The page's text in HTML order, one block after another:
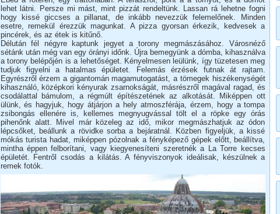
lehet látni. Persze mi mást, mint pizzát rendeltünk. Lassan rá lehetne fogni
hogy kissé giccses a pillanat, de inkább nevezzük felemelőnek. Minden
esetre, remekül érezzük magunkat. A pizza gyorsan érkezik, kedvesek a
pincérek, és az étek is kitűnő.
Délután fél négyre kaptunk jegyet a torony megmászásához. Városnéző
sétánk után még van egy órányi időnk. Újra bemegyünk a dómba, kihasználva
a torony belépőjén is a lehetőséget. Kényelmesen leülünk, így tüzetesen meg
tudjuk figyelni a hatalmas épületet. Felemás érzések futnak át rajtam.
Egyrészről érzem a gigantomán magamutogatást, a tömegek hiszékenységét
kihasználó, középkori kényurak zsarnokságát, másrészről magával ragad, és
csodálattal bámulom, a régmúlt építészetének az alkotását. Miképpen ott
ülünk, és hagyjuk, hogy átjárjon a hely atmoszférája, érzem, hogy a tompa
zsibongás ellenére is, kellemes megnyugvással tölt el a röpke egy órás
pihenőnk alatt. Mivel már közeleg az idő, mikor megmászhatjuk az ódon
lépcsőket, beállunk a rövidke sorba a bejáratnál. Közben figyeljük, a kissé
mókás turista hadat, miképpen pózolnak a fényképező gépek előtt, beállítva,
mintha éppen felborítani, vagy kiegyenesíteni szeretnék a La Torre kecses
épületét. Fentről csodás a kilátás. A fényviszonyok ideálisak, készülnek a
remek fotók.